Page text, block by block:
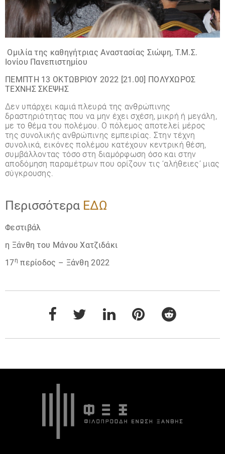
Ομιλία της καθηγήτριας Αναστασίας Σιώψη, Τ.Μ.Σ.
Ιονίου Πανεπιστημίου
ΠΕΜΠΤΗ 13 ΟΚΤΩΒΡΙΟΥ 2022 [21.00] ΠΟΛΥΧΩΡΟΣ
ΤΕΧΝΗΣ ΣΚΕΨΗΣ
Δεν υπάρχει καμιά πλευρά της ανθρώπινης
δραστηριότητας που να μην έχει σχέση, μικρή ή μεγάλη,
με το θέμα του πολέμου. Ο πόλεμος αποτελεί μέρος
της συνολικής ανθρώπινης εμπειρίας. Στην τέχνη
συνολικά, εικόνες πολέμου κατέχουν κεντρική θέση,
συμβάλλοντας τόσο στη διαμόρφωση όσο και στην
αποδόμηση παραμέτρων που ορίζουν τις ‘αλήθειες’ μιας
σύγκρουσης.
Περισσότερα ΕΔΩ
Φεστιβάλ
η Ξάνθη του Μάνου Χατζιδάκι
17η περίοδος – Ξάνθη 2022